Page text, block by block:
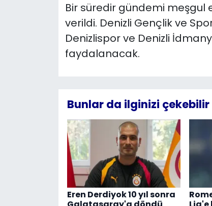
Bir süredir gündemi meşgul
verildi. Denizli Gençlik ve
Denizlispor ve Denizli
faydalanacak.
Bunlar da ilginizi çekebilir
Eren Derdiyok 10 yıl sonra